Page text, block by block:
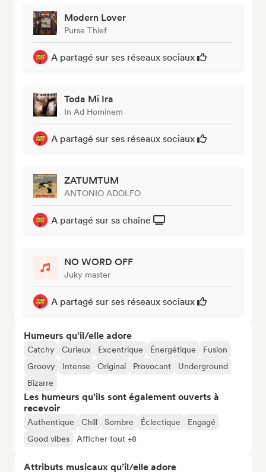
Modern Lover
Purse Thief
A partagé sur ses réseaux sociaux
Toda Mi Ira
In Ad Hominem
A partagé sur ses réseaux sociaux
ZATUMTUM
ANTONIO ADOLFO
A partagé sur sa chaîne
NO WORD OFF
Juky master
A partagé sur ses réseaux sociaux
Humeurs qu’il/elle adore
Catchy Curieux Excentrique Énergétique
Fusion
Groovy
Intense Original Provocant
Underground
Bizarre
Les humeurs qu’ils sont également ouverts à
recevoir
Authentique Chill Sombre Éclectique
Engagé
Good vibes
Afficher tout +8
Attributs musicaux qu’il/elle adore